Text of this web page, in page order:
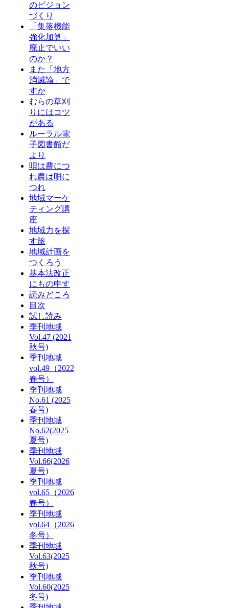
のビジョン
づくり
「集落機能
強化加算」
廃止でいい
のか？
また「地方
消滅論」で
すか
むらの草刈
りにはコツ
がある
ルーラル電
子図書館だ
より
唄は農につ
れ農は唄に
つれ
地域マーケ
ティング講
座
地域力を探
す旅
地域計画を
つくろう
基本法改正
にもの申す
読みどころ
目次
試し読み
季刊地域
Vol.47 (2021
秋号)
季刊地域
vol.49（2022
春号）
季刊地域
No.61 (2025
春号)
季刊地域
No.62(2025
夏号)
季刊地域
Vol.66(2026
夏号)
季刊地域
vol.65（2026
春号）
季刊地域
vol.64（2026
冬号）
季刊地域
Vol.63(2025
秋号)
季刊地域
Vol.60(2025
冬号)